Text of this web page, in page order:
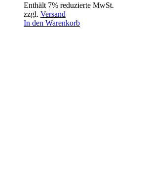
Enthält 7% reduzierte MwSt.
zzgl. Versand
In den Warenkorb